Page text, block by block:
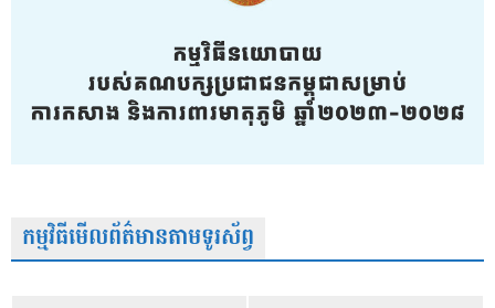
កម្មវិធីមើលព័ត៌មានតាមទូរស័ព្វ